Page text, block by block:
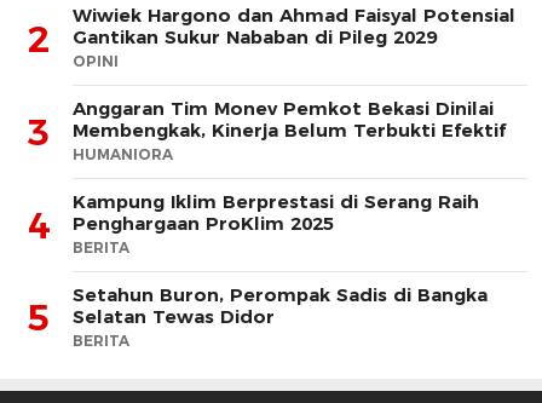
2
Wiwiek Hargono dan Ahmad Faisyal Potensial
Gantikan Sukur Nababan di Pileg 2029
OPINI
3
Anggaran Tim Monev Pemkot Bekasi Dinilai
Membengkak, Kinerja Belum Terbukti Efektif
HUMANIORA
4
Kampung Iklim Berprestasi di Serang Raih
Penghargaan ProKlim 2025
BERITA
5
Setahun Buron, Perompak Sadis di Bangka
Selatan Tewas Didor
BERITA